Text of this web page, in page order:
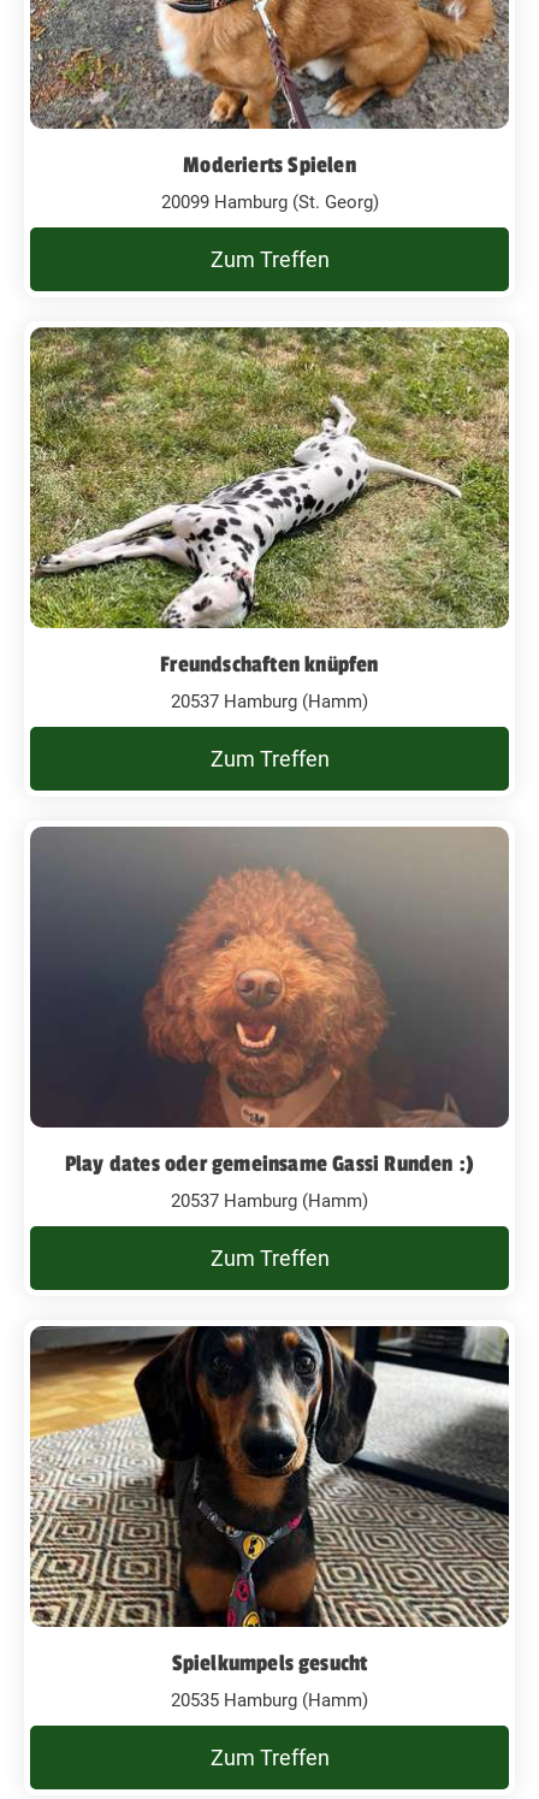
Moderierts Spielen
20099 Hamburg (St. Georg)
Zum Treffen
Freundschaften knüpfen
20537 Hamburg (Hamm)
Zum Treffen
Play dates oder gemeinsame Gassi Runden :)
20537 Hamburg (Hamm)
Zum Treffen
Spielkumpels gesucht
20535 Hamburg (Hamm)
Zum Treffen